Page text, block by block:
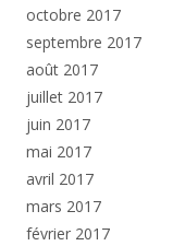
octobre 2017
septembre 2017
août 2017
juillet 2017
juin 2017
mai 2017
avril 2017
mars 2017
février 2017